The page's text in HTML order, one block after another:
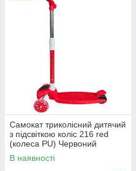
Самокат триколісний дитячий
з підсвіткою коліс 216 red
(колеса PU) Червоний
В наявності